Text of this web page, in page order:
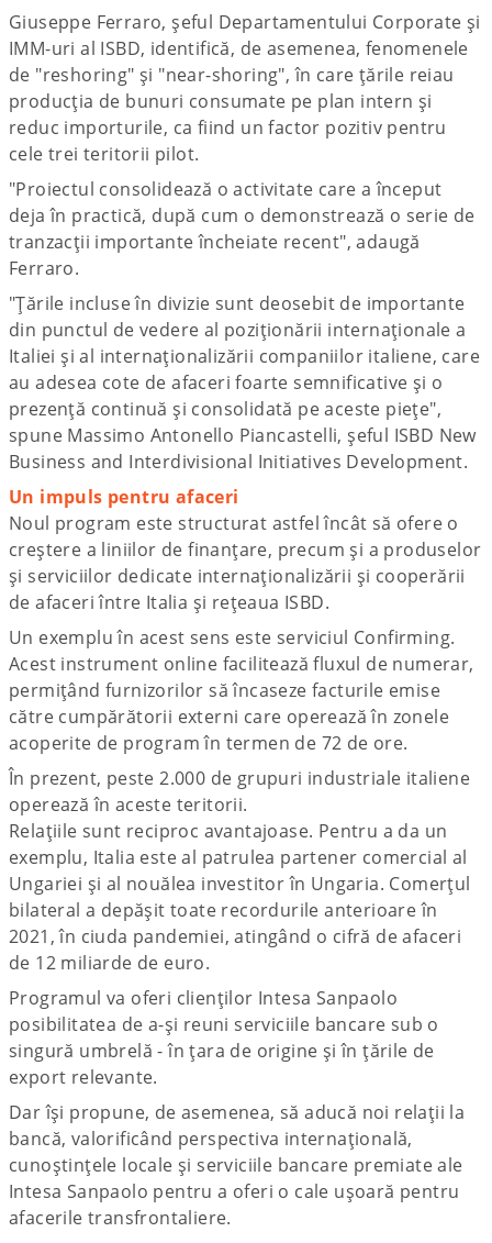
Giuseppe Ferraro, șeful Departamentului Corporate și
IMM-uri al ISBD, identifică, de asemenea, fenomenele
de "reshoring" și "near-shoring", în care țările reiau
producția de bunuri consumate pe plan intern și
reduc importurile, ca fiind un factor pozitiv pentru
cele trei teritorii pilot.
"Proiectul consolidează o activitate care a început
deja în practică, după cum o demonstrează o serie de
tranzacții importante încheiate recent", adaugă
Ferraro.
"Țările incluse în divizie sunt deosebit de importante
din punctul de vedere al poziționării internaționale a
Italiei și al internaționalizării companiilor italiene, care
au adesea cote de afaceri foarte semnificative și o
prezență continuă și consolidată pe aceste piețe",
spune Massimo Antonello Piancastelli, șeful ISBD New
Business and Interdivisional Initiatives Development.
Un impuls pentru afaceri
Noul program este structurat astfel încât să ofere o
creștere a liniilor de finanțare, precum și a produselor
și serviciilor dedicate internaționalizării și cooperării
de afaceri între Italia și rețeaua ISBD.
Un exemplu în acest sens este serviciul Confirming.
Acest instrument online facilitează fluxul de numerar,
permițând furnizorilor să încaseze facturile emise
către cumpărătorii externi care operează în zonele
acoperite de program în termen de 72 de ore.
În prezent, peste 2.000 de grupuri industriale italiene
operează în aceste teritorii.
Relațiile sunt reciproc avantajoase. Pentru a da un
exemplu, Italia este al patrulea partener comercial al
Ungariei și al nouălea investitor în Ungaria. Comerțul
bilateral a depășit toate recordurile anterioare în
2021, în ciuda pandemiei, atingând o cifră de afaceri
de 12 miliarde de euro.
Programul va oferi clienților Intesa Sanpaolo
posibilitatea de a-și reuni serviciile bancare sub o
singură umbrelă - în țara de origine și în țările de
export relevante.
Dar își propune, de asemenea, să aducă noi relații la
bancă, valorificând perspectiva internațională,
cunoștințele locale și serviciile bancare premiate ale
Intesa Sanpaolo pentru a oferi o cale ușoară pentru
afacerile transfrontaliere.